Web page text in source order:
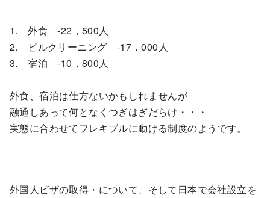
1. 外食 -22，500人
2. ビルクリーニング -17，000人
3. 宿泊 -10，800人
外食、宿泊は仕方ないかもしれませんが
融通しあって何となくつぎはぎだらけ・・・
実態に合わせてフレキブルに動ける制度のようです。
外国人ビザの取得・について、そして日本で会社設立を